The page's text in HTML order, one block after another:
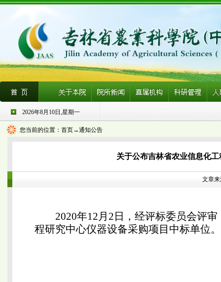
2026年8月10日,星期一
您当前的位置： 首页→通知公告
关于公布吉林省农业信息化
文章
2020年12月2日，经评标委员会评审
程研究中心仪器设备采购项目中标单位